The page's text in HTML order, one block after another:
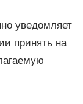
уведомляет
принять на